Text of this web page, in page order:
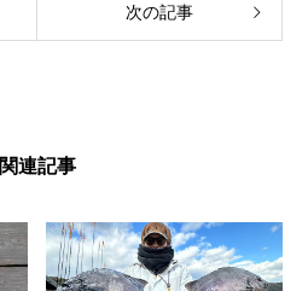
次の記事
関連記事